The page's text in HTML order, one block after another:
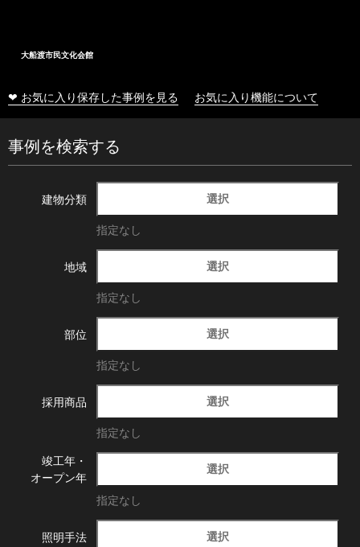
大船渡市民文化会館
❤ お気に入り保存した事例を見る お気に入り機能について
事例を検索する
建物分類 選択
指定なし
地域 選択
指定なし
部位 選択
指定なし
採用商品 選択
指定なし
竣工年・
オープン年
選択
指定なし
照明手法 選択